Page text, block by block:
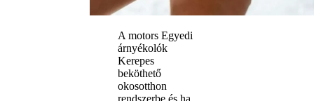
A motors Egyedi
árnyékolók
Kerepes
beköthető
okosotthon